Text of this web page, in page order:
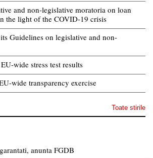
and non-legislative moratoria on loan
the light of the COVID-19 crisis
Guidelines on legislative and non-
wide stress test results
wide transparency exercise
Toate stirile
anunta FGDB